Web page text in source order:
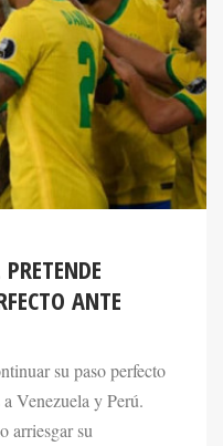
ANTE
su paso perfecto
Venezuela y Perú.
arriesgar su